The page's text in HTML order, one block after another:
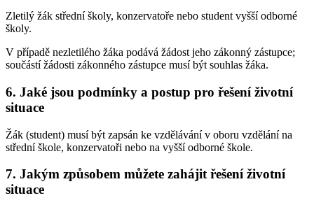
Zletilý žák střední školy, konzervatoře nebo student vyšší odborné
školy.
V případě nezletilého žáka podává žádost jeho zákonný zástupce;
součástí žádosti zákonného zástupce musí být souhlas žáka.
6. Jaké jsou podmínky a postup pro řešení životní
situace
Žák (student) musí být zapsán ke vzdělávání v oboru vzdělání na
střední škole, konzervatoři nebo na vyšší odborné škole.
7. Jakým způsobem můžete zahájit řešení životní
situace